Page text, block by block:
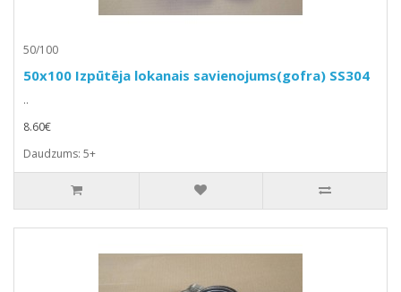
50/100
50x100 Izpūtēja lokanais savienojums(gofra) SS304
..
8.60€
Daudzums: 5+